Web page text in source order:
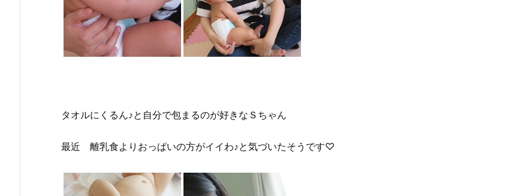
タオルにくるん♪と自分で包まるのが好きなＳちゃん
最近 離乳食よりおっぱいの方がイイわ♪と気づいたそうです♡